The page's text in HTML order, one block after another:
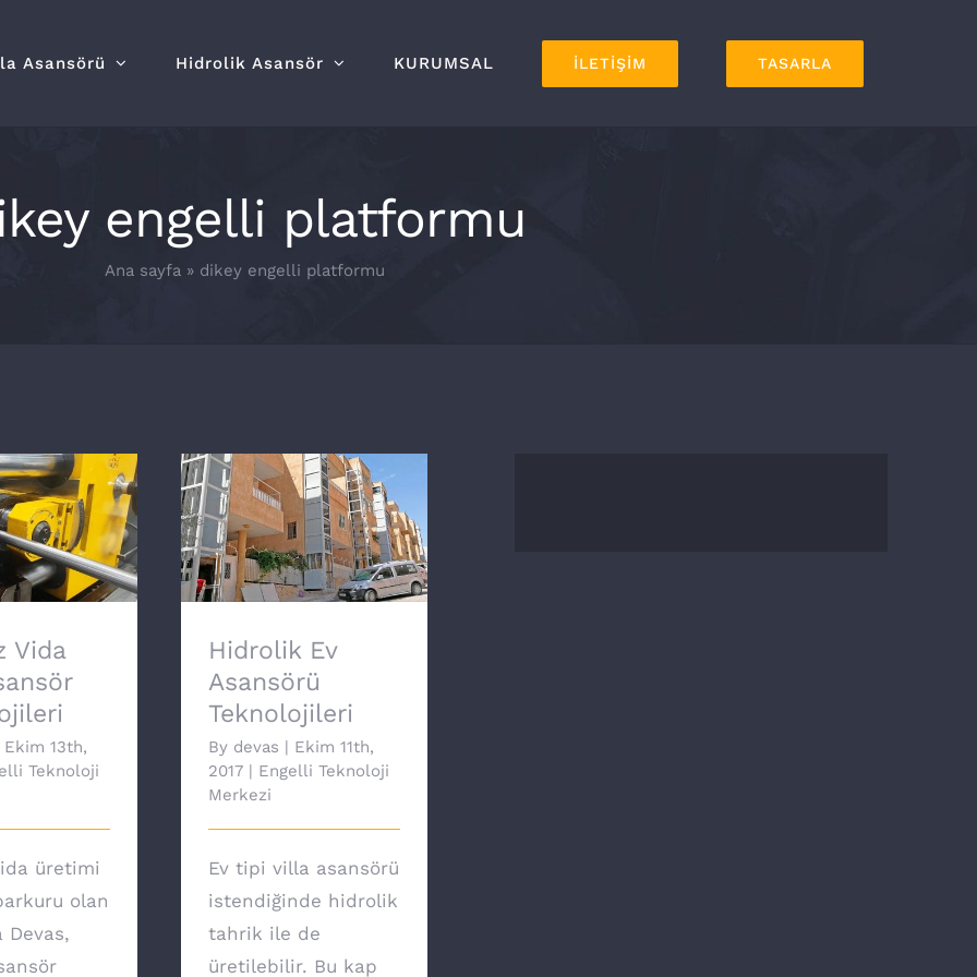
Asansörü Hidrolik Asansör KURUMSAL İLETİŞİM TASARLA
engelli platformu
Ana sayfa» dikey engelli platformu
Vida Milli
Vida
Ekim 13th,
Teknoloji
üretimi
olan
Hidrolik Ev Asansörü
Teknolojileri
Hidrolik Ev
Asansörü
Teknolojileri
By devas | Ekim 11th,
2017 | Engelli Teknoloji
Merkezi
Ev tipi villa asansörü
istendiğinde hidrolik
tahrik ile de
üretilebilir. Bu kap